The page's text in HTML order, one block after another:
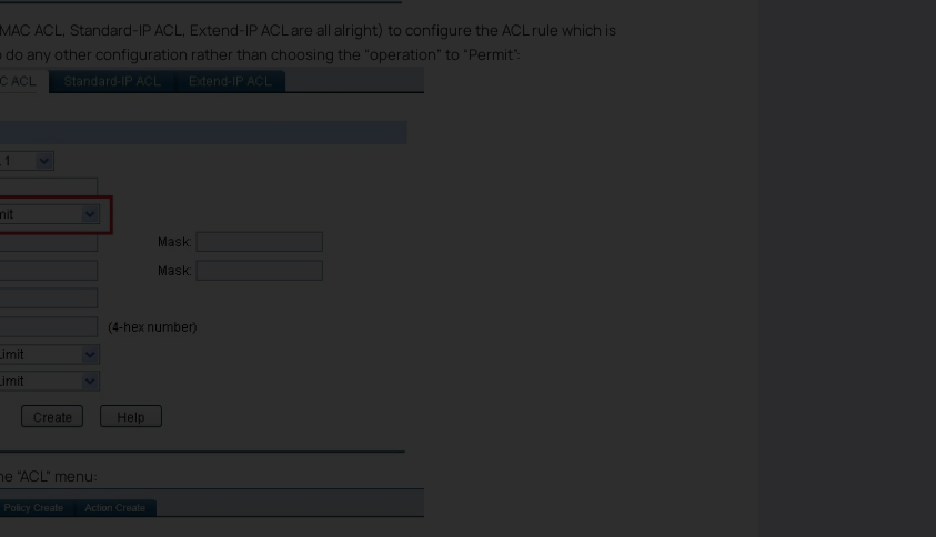
ACL, Standard-IP ACL, Extend-IP ACL are all alright) to configure the ACL rule which is
any other configuration rather than choosing the “operation” to “Permit”:
“ACL” menu: